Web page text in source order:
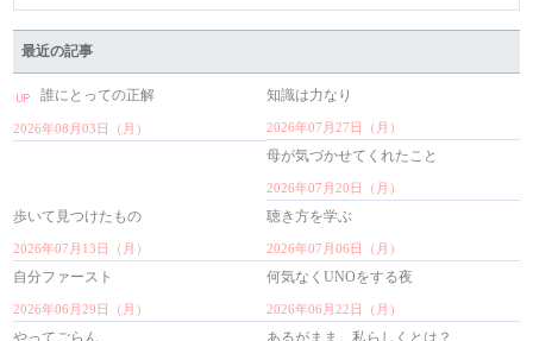
最近の記事
誰にとっての正解
2026年08月03日（月）
知識は力なり
2026年07月27日（月）
母が気づかせてくれたこと
2026年07月20日（月）
歩いて見つけたもの
2026年07月13日（月）
聴き方を学ぶ
2026年07月06日（月）
自分ファースト
2026年06月29日（月）
何気なくUNOをする夜
2026年06月22日（月）